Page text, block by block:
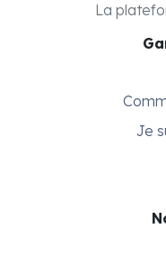
Je
La